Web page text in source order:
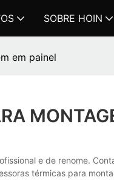
SOBRE HOIN
em painel
e de renome.
térmicas para